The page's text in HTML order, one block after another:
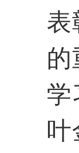
表
的
学
叶